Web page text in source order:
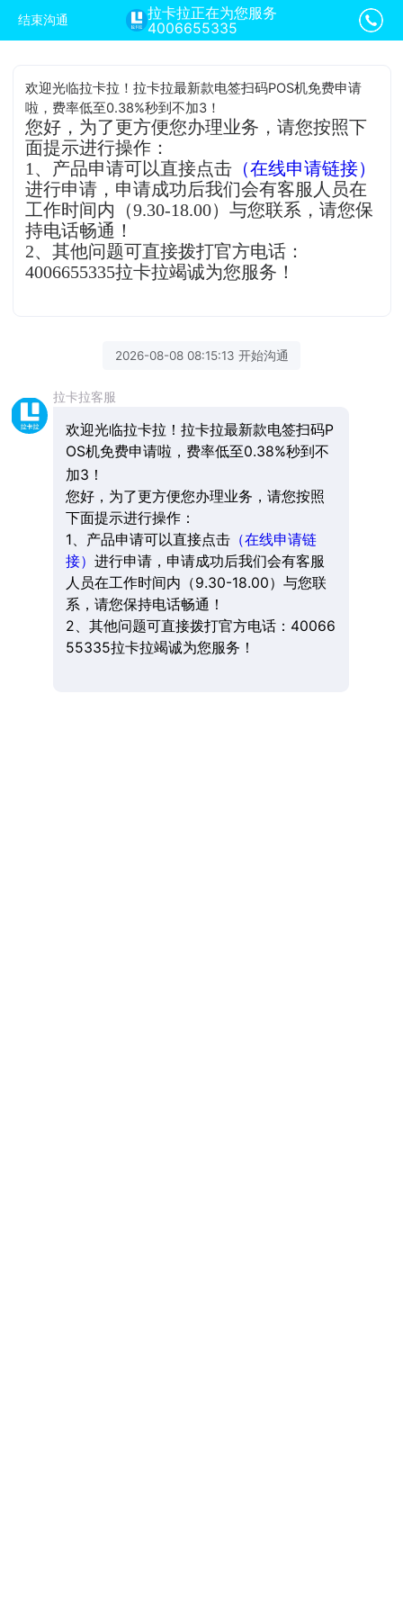
结束沟通
拉卡拉正在为您服务
4006655335
欢迎光临拉卡拉！拉卡拉最新款电签扫码POS机免费申请
啦，费率低至0.38%秒到不加3！
您好，为了更方便您办理业务，请您按照下
面提示进行操作：
1、产品申请可以直接点击 （在线申请链接）
进行申请，申请成功后我们会有客服人员在
工作时间内（9.30-18.00）与您联系，请您保
持电话畅通！
2、其他问题可直接拨打官方电话：
4006655335拉卡拉竭诚为您服务！
2026-08-08 08:15:13 开始沟通
拉卡拉客服
欢迎光临拉卡拉！拉卡拉最新款电签扫码P
OS机免费申请啦，费率低至0.38%秒到不
加3！
您好，为了更方便您办理业务，请您按照
下面提示进行操作：
1、产品申请可以直接点击（在线申请链
接） 进行申请，申请成功后我们会有客服
人员在工作时间内（9.30-18.00）与您联
系，请您保持电话畅通！
2、其他问题可直接拨打官方电话：40066
55335拉卡拉竭诚为您服务！